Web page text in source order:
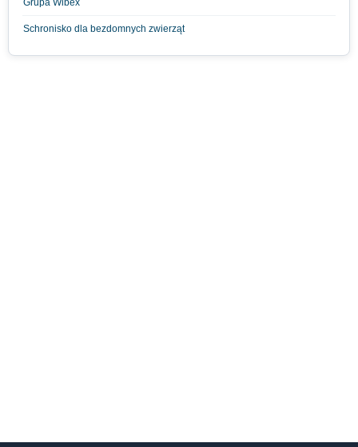
Grupa Wibex
Schronisko dla bezdomnych zwierząt